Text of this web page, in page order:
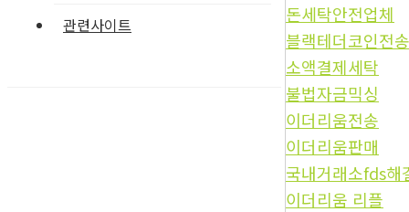
관련사이트
돈세탁안전업체
블랙테더코인전송
소액결제세탁
불법자금믹싱
이더리움전송
이더리움판매
국내거래소fds해
이더리움 리플